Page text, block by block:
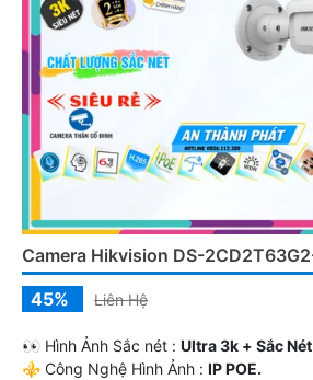
Camera Hikvision DS-
45%
Liên Hệ
️👀 Hình Ảnh Sắc nét : Ultra 3k + Sắc Nét
⚜️ Công Nghệ Hình Ảnh : IP POE.